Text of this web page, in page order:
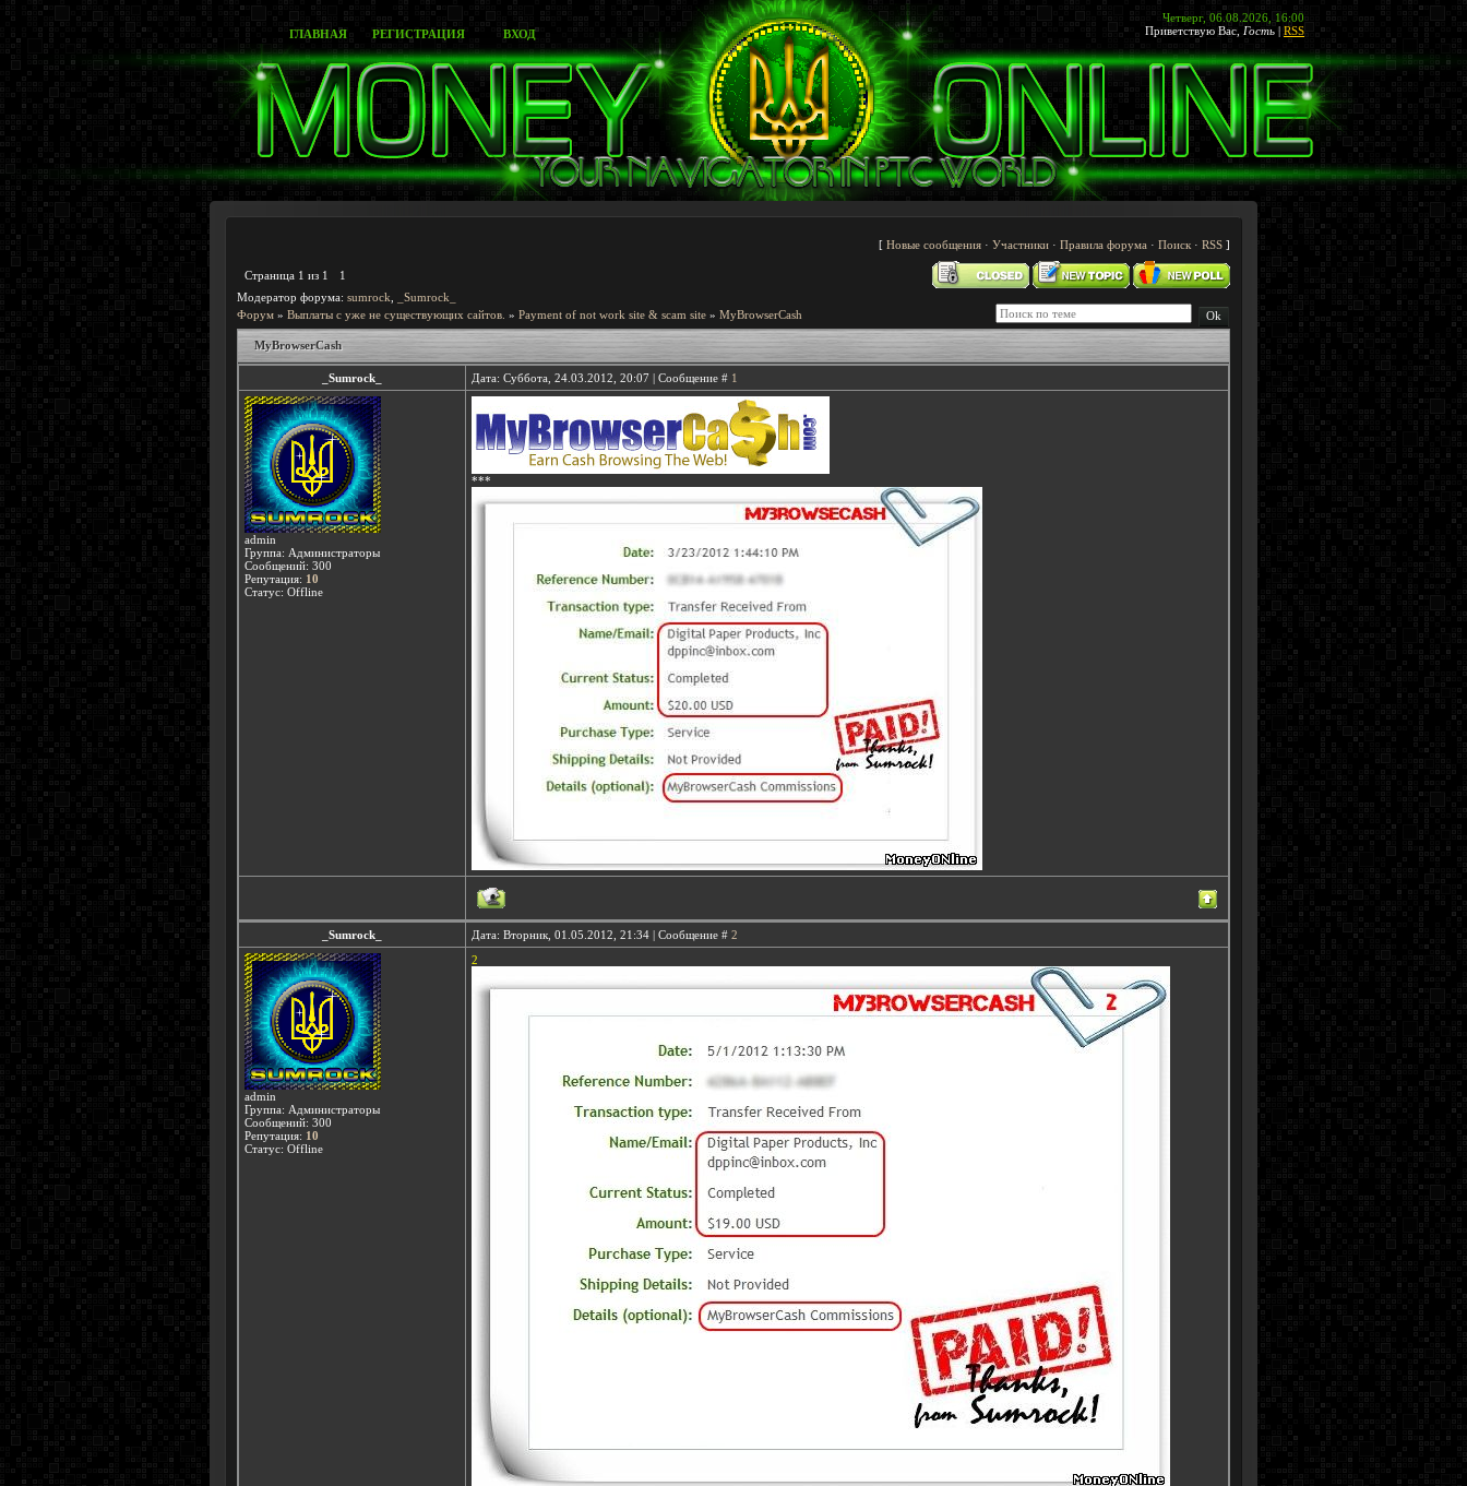
ГЛАВНАЯ РЕГИСТРАЦИЯ ВХОД
Четверг, 06.08.2026, 16:00
Приветствую Вас Гость | RSS
[ Новые сообщения · Участники · Правила форума · Поиск · RSS ]
Страница 1 из 1
1
Модератор форума: sumrock
_Sumrock_
Форум » Выплаты с уже не существующих сайтов. » Payment of not work site & scam site » MyBrowserCash
MyBrowserCash
_Sumrock_ Дата: Суббота, 24.03.2012, 20:07 | Сообщение # 1
admin
Группа: Администраторы
Сообщений: 300
Репутация: 10
Статус: Offline
***
_Sumrock_ Дата: Вторник, 01.05.2012, 21:34 | Сообщение # 2
admin
Группа: Администраторы
Сообщений: 300
Репутация: 10
Статус: Offline
2